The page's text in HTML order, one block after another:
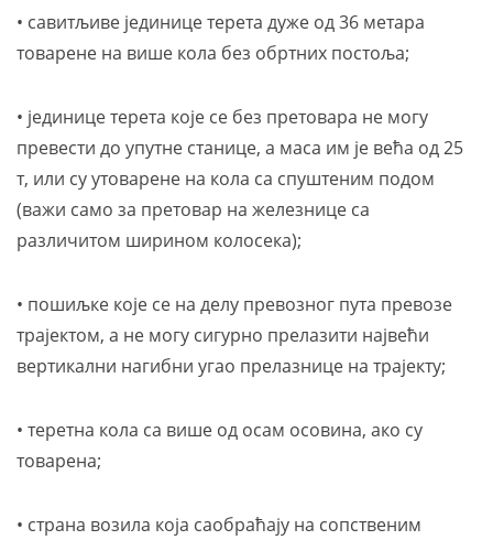
• савитљиве јединице терета дуже од 36 метара
товарене на више кола без обртних постоља;
• јединице терета које се без претовара не могу
превести до упутне станице, а маса им је већа од 25
т, или су утоварене на кола са спуштеним подом
(важи само за претовар на железнице са
различитом ширином колосека);
• пошиљке које се на делу превозног пута превозе
трајектом, а не могу сигурно прелазити највећи
вертикални нагибни угао прелазнице на трајекту;
• теретна кола са више од осам осовина, ако су
товарена;
• страна возила која саобраћају на сопственим